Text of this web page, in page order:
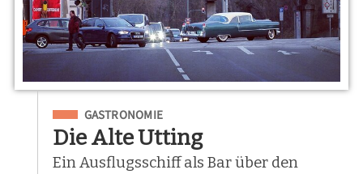
Eingeordnet unter
GASTRONOMIE
Die Alte Utting
Ein Ausflugsschiff als Bar über den